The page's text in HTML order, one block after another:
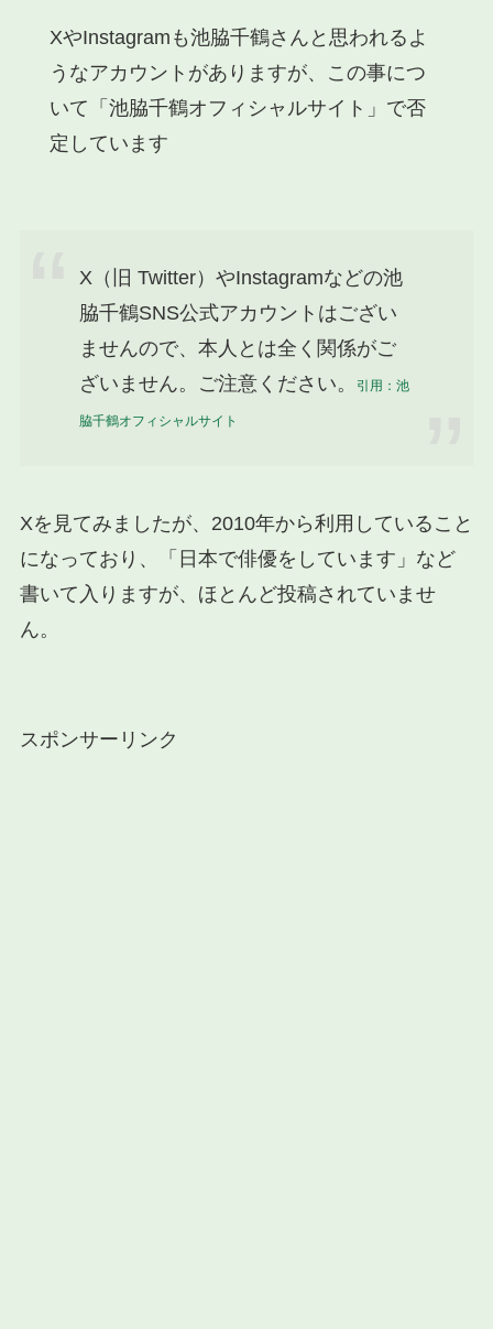
XやInstagram も池脇千鶴さんと思われるよ
うなアカウント がありますが、この事につ
いて「池脇千鶴オフィシャルサイト」で否
定しています
X（旧 Twitter）やInstagramなどの池
脇千鶴SNS公式アカウントはござい
ませんので、本人とは全く関係がご
ざいません。ご注意ください。
引用：池
脇千鶴オフィシャルサイト
Xを見てみましたが、2010年から利用していること
になっており、「日本で俳優をしています」など
書いて入りますが、ほとんど投稿されていませ
ん。
スポンサーリンク